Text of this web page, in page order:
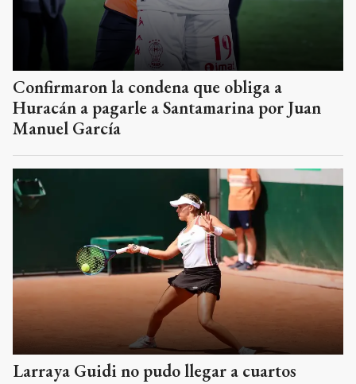
Confirmaron la condena que obliga a
Huracán a pagarle a Santamarina por Juan
Manuel García
Larraya Guidi no pudo llegar a cuartos